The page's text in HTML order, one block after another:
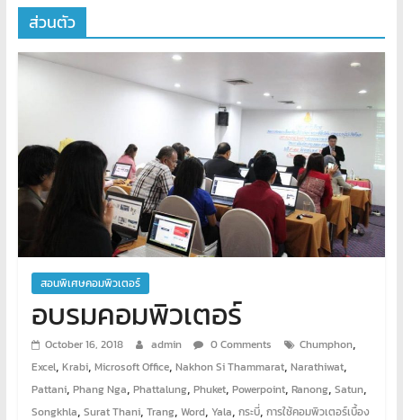
สอน
พิเศษ
คอมพิวเตอร์
ศูนย์
อบรม
พิเศษ
คอมพิวเตอร์
รับ
เว็บไซต์
บริการ
จัด
ส่วนตัว
สอนพิเศษคอมพิวเตอร์
อบรมคอมพิวเตอร์
October 16, 2018 admin 0 Comments Chumphon,
Excel, Krabi, Microsoft Office, Nakhon Si Thammarat, Narathiwat,
Pattani, Phang Nga, Phattalung, Phuket, Powerpoint, Ranong, Satun,
Songkhla, Surat Thani, Trang, Word, Yala, กระบี่, การใช้คอมพิวเตอร์เบื้อง